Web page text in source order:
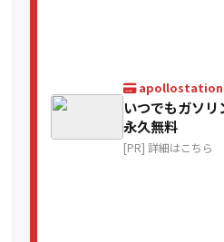
apollostation
いつでもガソ
永久無料
[PR] 詳細はこちら